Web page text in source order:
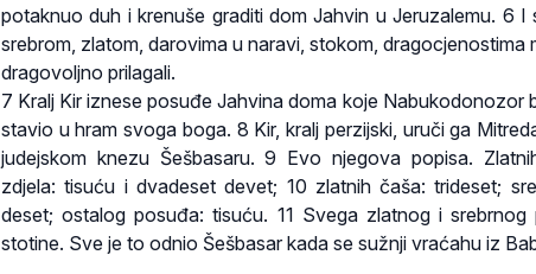
potaknuo duh i krenuše graditi dom Jahvin u Jeruzalemu. 6 I
srebrom, zlatom, darovima u naravi, stokom, dragocjenostima
dragovoljno prilagali.
7 Kralj Kir iznese posuđe Jahvina doma koje Nabukodonozor
stavio u hram svoga boga. 8 Kir, kralj perzijski, uruči ga
judejskom knezu Šešbasaru. 9 Evo njegova popisa.
zdjela: tisuću i dvadeset devet; 10 zlatnih čaša: trideset;
deset; ostalog posuđa: tisuću. 11 Svega zlatnog i
stotine. Sve je to odnio Šešbasar kada se sužnji vraćahu iz